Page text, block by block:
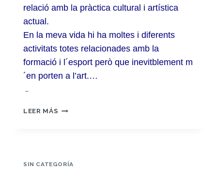
relació amb la pràctica cultural i artística
actual.
En la meva vida hi ha moltes i diferents
activitats totes relacionades amb la
formació i l´esport però que inevitblement m
´en porten a l’art.…
…
LEER MÁS MAPEIG
CULTURALS
SIN CATEGORÍA